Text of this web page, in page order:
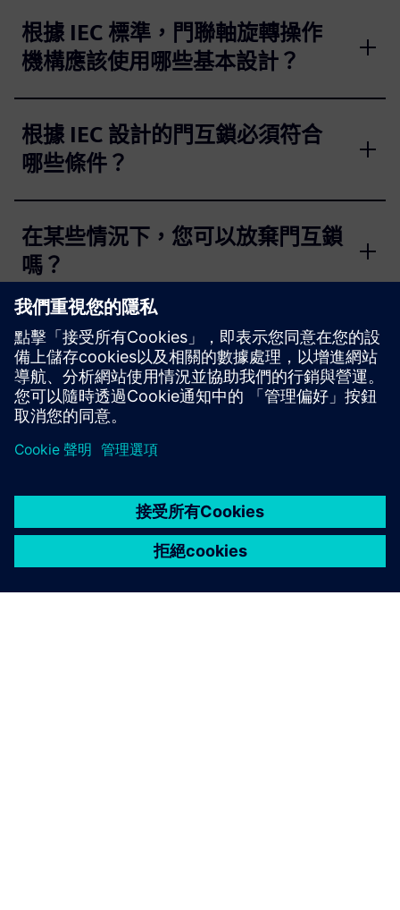
根據 IEC 標準，門聯軸旋轉操作
機構應該使用哪些基本設計？
根據 IEC 設計的門互鎖必須符合
哪些條件？
在某些情況下，您可以放棄門互鎖
嗎？
根據 IEC 60204-1 和 61439-1，
旋轉桿可以用作門互鎖